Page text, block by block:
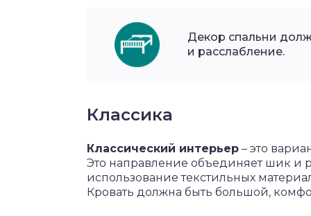
Декор спальни
и расслабление.
Классика
Классический интерьер – это
Это направление объединяет шик и
использование текстильных
Кровать должна быть большой,